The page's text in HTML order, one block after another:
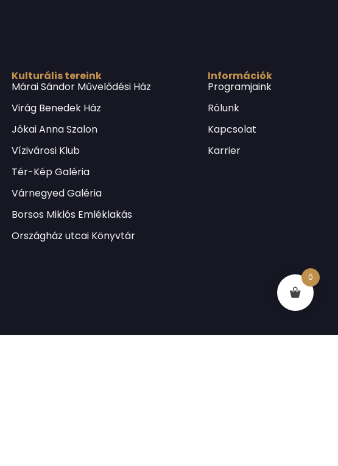
Kulturális tereink
Márai Sándor Művelődési Ház
Virág Benedek Ház
Jókai Anna Szalon
Vízivárosi Klub
Tér-Kép Galéria
Várnegyed Galéria
Borsos Miklós Emléklakás
Országház utcai Könyvtár
Információk
Programjaink
Rólunk
Kapcsolat
Karrier
0